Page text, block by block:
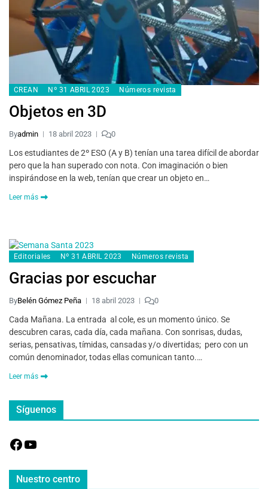
CREAN Nº 31 ABRIL 2023 Números revista
Objetos en 3D
Byadmin 18 abril 2023 0
Los estudiantes de 2º ESO (A y B) tenían una tarea difícil de abordar
pero que la han superado con nota. Con imaginación o bien
inspirándose en la web, tenían que crear un objeto en…
Leer más
Editoriales Nº 31 ABRIL 2023 Números revista
Gracias por escuchar
ByBelén Gómez Peña 18 abril 2023 0
Cada Mañana. La entrada al cole, es un momento único. Se
descubren caras, cada día, cada mañana. Con sonrisas, dudas,
serias, pensativas, tímidas, cansadas y/o divertidas; pero con un
común denominador, todas ellas comunican tanto.…
Leer más
Síguenos
Nuestro centro